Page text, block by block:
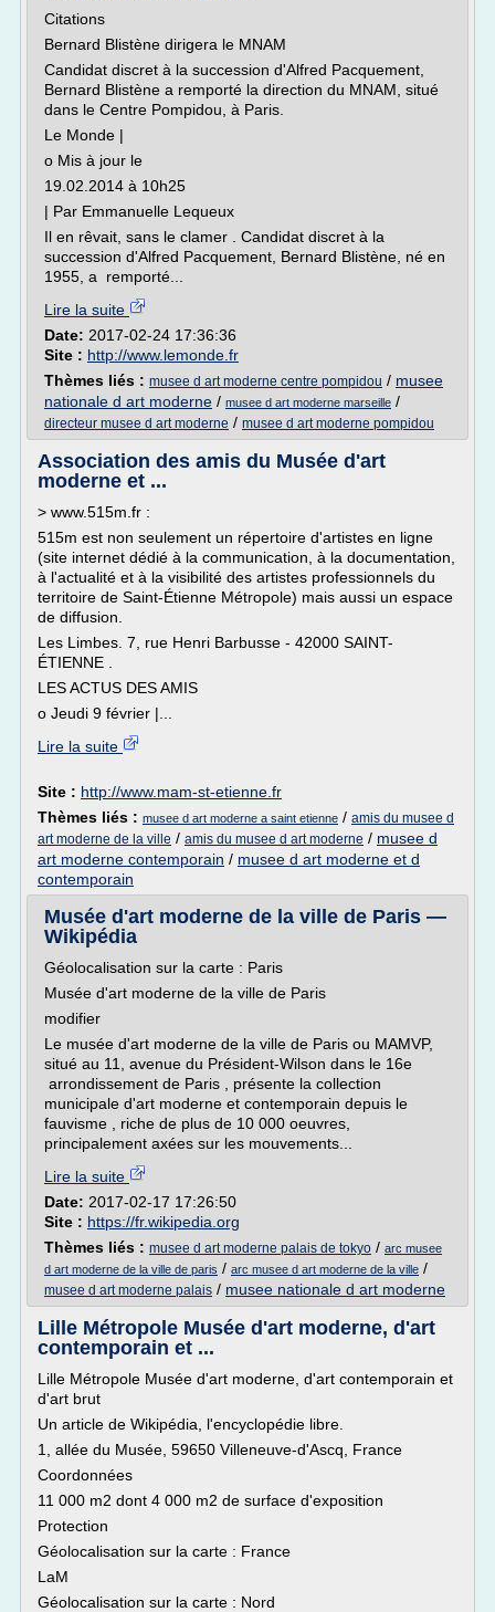
Citations
Bernard Blistène dirigera le MNAM
Candidat discret à la succession d'Alfred Pacquement,
Bernard Blistène a remporté la direction du MNAM, situé
dans le Centre Pompidou, à Paris.
Le Monde |
o Mis à jour le
19.02.2014 à 10h25
| Par Emmanuelle Lequeux
Il en rêvait, sans le clamer . Candidat discret à la
succession d'Alfred Pacquement, Bernard Blistène, né en
1955, a remporté...
Lire la suite
Date: 2017-02-24 17:36:36
Site : http://www.lemonde.fr
Thèmes liés : musee d art moderne centre pompidou / musee
nationale d art moderne / musee d art moderne marseille /
directeur musee d art moderne / musee d art moderne pompidou
Association des amis du Musée d'art
moderne et ...
> www.515m.fr :
515m est non seulement un répertoire d'artistes en ligne
(site internet dédié à la communication, à la documentation,
à l'actualité et à la visibilité des artistes professionnels du
territoire de Saint-Étienne Métropole) mais aussi un espace
de diffusion.
Les Limbes. 7, rue Henri Barbusse - 42000 SAINT-
ÉTIENNE .
LES ACTUS DES AMIS
o Jeudi 9 février |...
Lire la suite
Site : http://www.mam-st-etienne.fr
Thèmes liés : musee d art moderne a saint etienne / amis du musee d
art moderne de la ville / amis du musee d art moderne / musee d
art moderne contemporain / musee d art moderne et d
contemporain
Musée d'art moderne de la ville de Paris —
Wikipédia
Géolocalisation sur la carte : Paris
Musée d'art moderne de la ville de Paris
modifier
Le musée d'art moderne de la ville de Paris ou MAMVP,
situé au 11, avenue du Président-Wilson dans le 16e
arrondissement de Paris , présente la collection
municipale d'art moderne et contemporain depuis le
fauvisme , riche de plus de 10 000 oeuvres,
principalement axées sur les mouvements...
Lire la suite
Date: 2017-02-17 17:26:50
Site : https://fr.wikipedia.org
Thèmes liés : musee d art moderne palais de tokyo / arc musee
d art moderne de la ville de paris / arc musee d art moderne de la ville /
musee d art moderne palais / musee nationale d art moderne
Lille Métropole Musée d'art moderne, d'art
contemporain et ...
Lille Métropole Musée d'art moderne, d'art contemporain et
d'art brut
Un article de Wikipédia, l'encyclopédie libre.
1, allée du Musée, 59650 Villeneuve-d'Ascq, France
Coordonnées
11 000 m2 dont 4 000 m2 de surface d'exposition
Protection
Géolocalisation sur la carte : France
LaM
Géolocalisation sur la carte : Nord